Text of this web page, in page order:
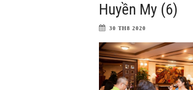
Huyền My (6)
30 TH8 2020